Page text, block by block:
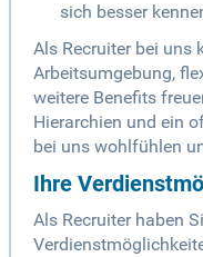
sich besser
Als Recruiter bei uns
Arbeitsumgebung,
weitere Benefits
Hierarchien und ein
bei uns wohlfühlen
Ihre
Als Recruiter haben